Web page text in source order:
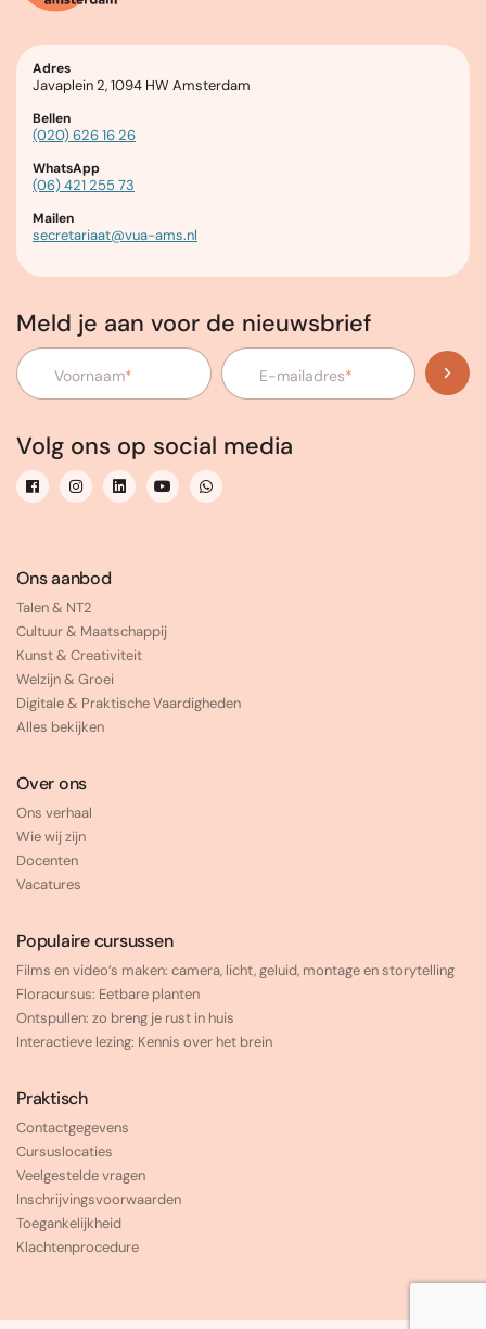
Adres
Javaplein 2, 1094 HW Amsterdam
Bellen
(020) 626 16 26
WhatsApp
(06) 421 255 73
Mailen
secretariaat@vua-ams.nl
Meld je aan voor de nieuwsbrief
Voornaam* E-mailadres*
Volg ons op social media
Ons aanbod
Talen & NT2
Cultuur & Maatschappij
Kunst & Creativiteit
Welzijn & Groei
Digitale & Praktische Vaardigheden
Alles bekijken
Over ons
Ons verhaal
Wie wij zijn
Docenten
Vacatures
Populaire cursussen
Films en video’s maken: camera, licht, geluid, montage en storytelling
Floracursus: Eetbare planten
Ontspullen: zo breng je rust in huis
Interactieve lezing: Kennis over het brein
Praktisch
Contactgegevens
Cursuslocaties
Veelgestelde vragen
Inschrijvingsvoorwaarden
Toegankelijkheid
Klachtenprocedure